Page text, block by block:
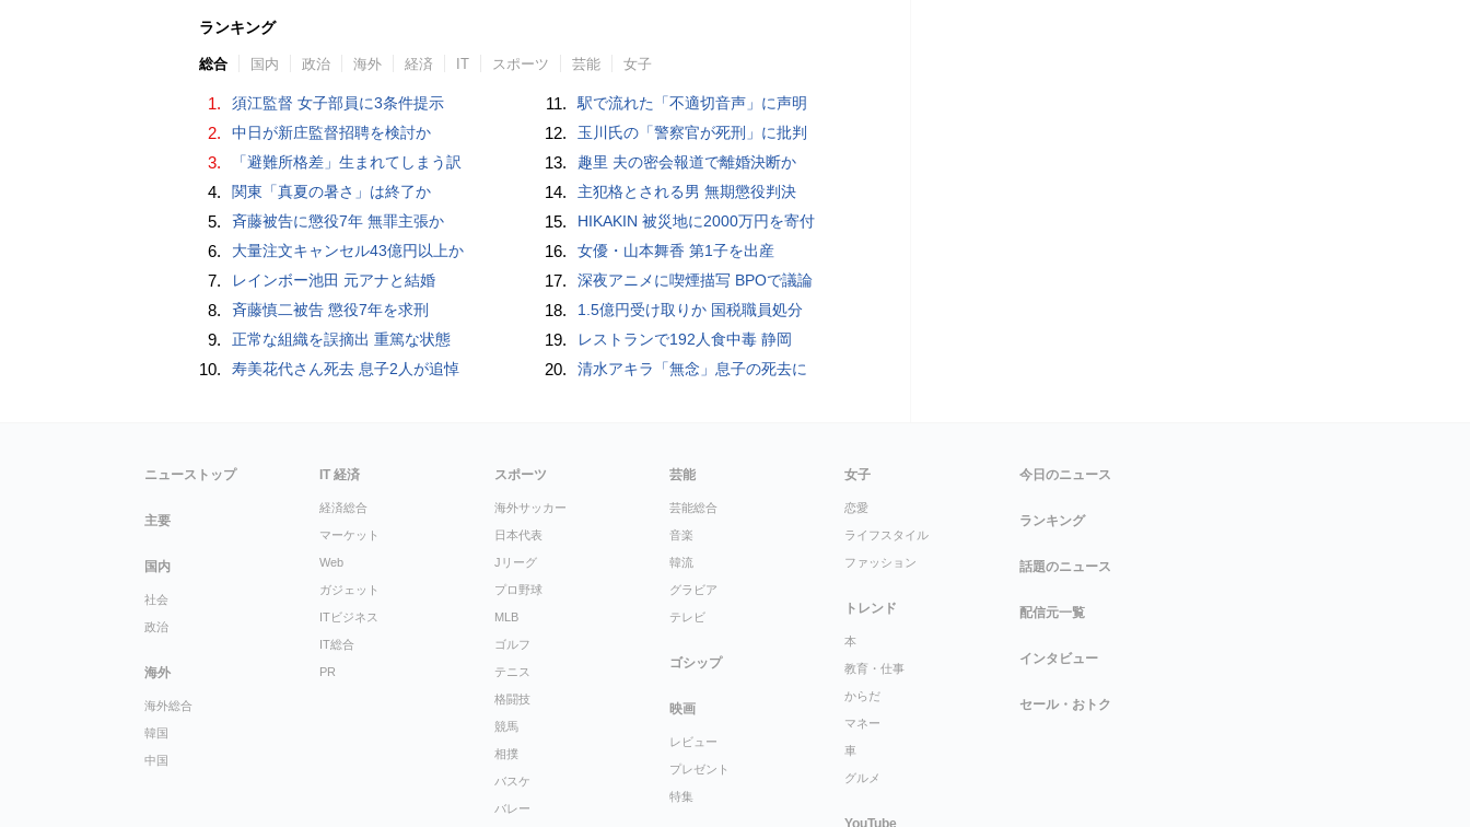
ランキング
総合 国内 政治 海外 経済 IT スポーツ 芸能 女子
1. 須江監督 女子部員に3条件提示
2. 中日が新庄監督招聘を検討か
3. 「避難所格差」生まれてしまう訳
4. 関東「真夏の暑さ」は終了か
5. 斉藤被告に懲役7年 無罪主張か
6. 大量注文キャンセル43億円以上か
7. レインボー池田 元アナと結婚
8. 斉藤慎二被告 懲役7年を求刑
9. 正常な組織を誤摘出 重篤な状態
10. 寿美花代さん死去 息子2人が追悼
11. 駅で流れた「不適切音声」に声明
12. 玉川氏の「警察官が死刑」に批判
13. 趣里 夫の密会報道で離婚決断か
14. 主犯格とされる男 無期懲役判決
15. HIKAKIN 被災地に2000万円を寄付
16. 女優・山本舞香 第1子を出産
17. 深夜アニメに喫煙描写 BPOで議論
18. 1.5億円受け取りか 国税職員処分
19. レストランで192人食中毒 静岡
20. 清水アキラ「無念」息子の死去に
ニューストップ
主要
国内
社会
政治
海外
海外総合
韓国
中国
IT 経済
経済総合
マーケット
Web
ガジェット
ITビジネス
IT総合
PR
スポーツ
海外サッカー
日本代表
Jリーグ
プロ野球
MLB
ゴルフ
テニス
格闘技
競馬
相撲
バスケ
バレー
芸能
芸能総合
音楽
韓流
グラビア
テレビ
ゴシップ
映画
レビュー
プレゼント
特集
女子
恋愛
ライフスタイル
ファッション
トレンド
本
教育・仕事
からだ
マネー
車
グルメ
YouTube
今日のニュース
ランキング
話題のニュース
配信元一覧
インタビュー
セール・おトク